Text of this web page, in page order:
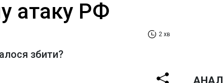
атаку РФ
2 хв
збити?